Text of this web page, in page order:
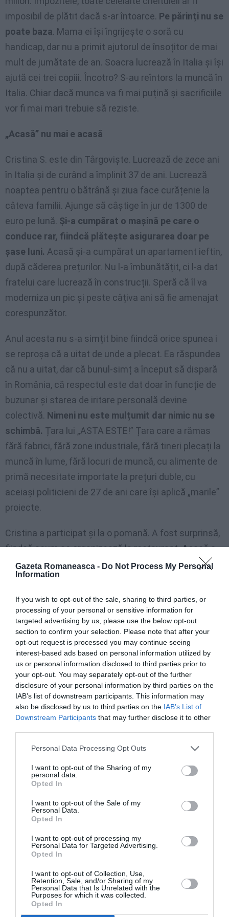
Gazeta Romaneasca - Do Not Process My Personal
Information
If you wish to opt-out of the sale, sharing to third parties, or
processing of your personal or sensitive information for
targeted advertising by us, please use the below opt-out
section to confirm your selection. Please note that after your
opt-out request is processed you may continue seeing
interest-based ads based on personal information utilized by
us or personal information disclosed to third parties prior to
your opt-out. You may separately opt-out of the further
disclosure of your personal information by third parties on the
IAB’s list of downstream participants. This information may
also be disclosed by us to third parties on the IAB’s List of
Downstream Participants that may further disclose it to other
Personal Data Processing Opt Outs
I want to opt-out of the Sharing of my
personal data.
Opted In
I want to opt-out of the Sale of my
Personal Data.
Opted In
I want to opt-out of processing my
Personal Data for Targeted Advertising.
Opted In
I want to opt-out of Collection, Use,
Retention, Sale, and/or Sharing of my
Personal Data that Is Unrelated with the
Purposes for which it was collected.
Opted In
imposibil de plătit dacă s-ar întoarce. Pe părinți nu se
poate baza. Mama ei își îngrijește o soră cu
handicap, dar nu a primit ajutorul de însoțitor de mai
mult de jumătate de an. Soacra lucrează în Italia și își
ajută cei trei copiii. Încotro? S-au reîntors la muncă în
Italia. Chiar dacă munca va fi mai puțină și sacrificiile
vor fi mai mari trebuie să reziste.
„Acasă” nu mai e acasă
Cristina S. este din Târgoviște. Lucrează de zece ani
în Italia și de curând a împlinit 37 de ani. Lucrează
noaptea pentru o bătrână și ziua face curățenie la
câteva familii. Ajunge să câștige în jur de 1300 de
euro pe lună. Și-a cumpărat o mașină pe care o
conduce rar, fiindcă plătește asigurarea doar pe
șase luni. Acasă și-a cumpărat un apartament ieftin,
după căderea prețurilor. Nu l-a îmbunătățit, ci l-a dat
fratelui care lucrează în construcții. Speră că îl va
moderniza un pic și peste câțiva ani să fie amenajat
corespunzător.
Anul acesta nu s-a simțit bine fiindcă orice spunea i
se reproșa că a uitat de unde a plecat. Ea răspundea
că nu a uitat, dar că bunul-simț a început să dispară
în România, că respectul este dat doar în funcție de
buzunar și starea de iritare personală devine
colectivă. Nimeni nu este mulțumit dar nimic nu se
schimbă. Țara lui „ASTA ESTE!” Țara care a rămas
fără fabrici, fără zone industriale, fără tineri plecați la
muncă în lume, fără locuri de muncă, cu alimente de
primă necesitate importate la prețuri duble, cu
aceiași politicieni de 27 de ani care își aplică „marile”
proiecte.
Cristina a participat și la o pomană. A fost surprinsă,
fiindcă acum se organizează la restaurant.Acasă a
început să nu mai fie acasă.A început să se simtă
străină și neînțeleasă. Poate că e o schimbare
neașteptată care a ajutat-o să se integreze perfect
într-o altă societate.
Casă în Sicilia
Geanina D. lucrează în Italia de 9 ani împreună cu
soțul ei. El lucrează într-o croitorie cu contract de
muncă. Ea ca baby-sitter sau la ore. Au doi copiii
micuți și vor să își cumpere o casă. S-au gândit că în
România e mai ieftin, dar au pus în balanță faptul că
investească acolo din moment ce locuiesc aici,
plătesc chirie și au copiii de crescut și purtat la
școală.
O casă la periferie sau la țară costă în Sicilia până în
50.000 de euro, cu puțin teren. Măcar dacă vor face
un credit vor plăti rata la bancă și nu vor mai plăti
chiria. Va fi greu fiindcă aici nu au nici un alt ajutor,
familia fiind în România. Darpeste ani daca vor dori
să se reîntoarcă vor vinde casa și își vor lua în
România.